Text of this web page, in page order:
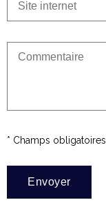
* Champs obligatoires